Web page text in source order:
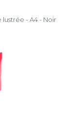
- A4 - Noir